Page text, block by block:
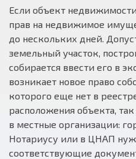
Если объект
прав на недвижимое
до нескольких дней.
земельный участок,
собирается ввести его в
возникает новое право
которого еще нет в
расположения объекта,
в местные организации:
Нотариусу или в ЦНАП
соответствующие